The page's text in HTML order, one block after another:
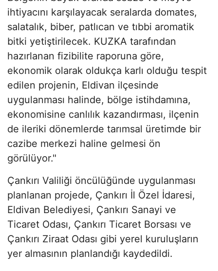
ihtiyacını karşılayacak seralarda domates,
salatalık, biber, patlıcan ve tıbbi aromatik
bitki yetiştirilecek. KUZKA tarafından
hazırlanan fizibilite raporuna göre,
ekonomik olarak oldukça karlı olduğu tespit
edilen projenin, Eldivan ilçesinde
uygulanması halinde, bölge istihdamına,
ekonomisine canlılık kazandırması, ilçenin
de ileriki dönemlerde tarımsal üretimde bir
cazibe merkezi haline gelmesi ön
görülüyor."
Çankırı Valiliği öncülüğünde uygulanması
planlanan projede, Çankırı İl Özel İdaresi,
Eldivan Belediyesi, Çankırı Sanayi ve
Ticaret Odası, Çankırı Ticaret Borsası ve
Çankırı Ziraat Odası gibi yerel kuruluşların
yer almasının planlandığı kaydedildi.